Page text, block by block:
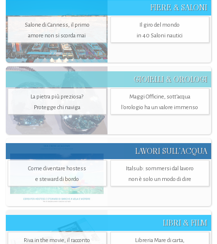
FIERE & SALONI
Salone di Canness, il primo
amore non si scorda mai
Il giro del mondo
in 40 Saloni nautici
GIOIELLI & OROLOGI
La pietra più preziosa?
Protegge chi naviga
Maggi Officine, sott’acqua
l'orologio ha un valore immenso
LAVORI SULL’ACQUA
Come diventare hostess
e steward di bordo
Italsub: sommersi dal lavoro
non è solo un modo di dire
LIBRI & FILM
Riva in the movie, il racconto
Libreria Mare di carta,